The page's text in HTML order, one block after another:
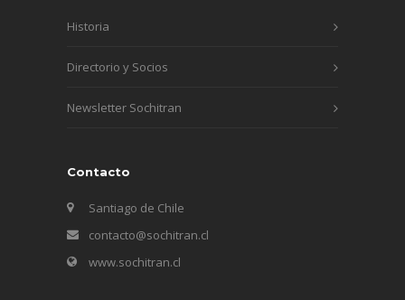
Historia
Directorio y Socios
Newsletter Sochitran
Contacto
Santiago de Chile
contacto@sochitran.cl
www.sochitran.cl